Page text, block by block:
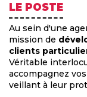
LE POSTE
Au sein d'une
mission de
clients
Véritable
accompagnez
veillant à leur